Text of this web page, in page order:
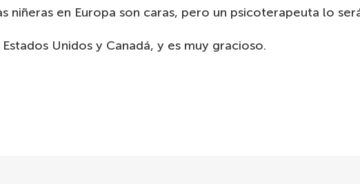
niñeras en Europa son caras, pero un psicoterapeuta lo
Unidos y Canadá, y es muy gracioso.